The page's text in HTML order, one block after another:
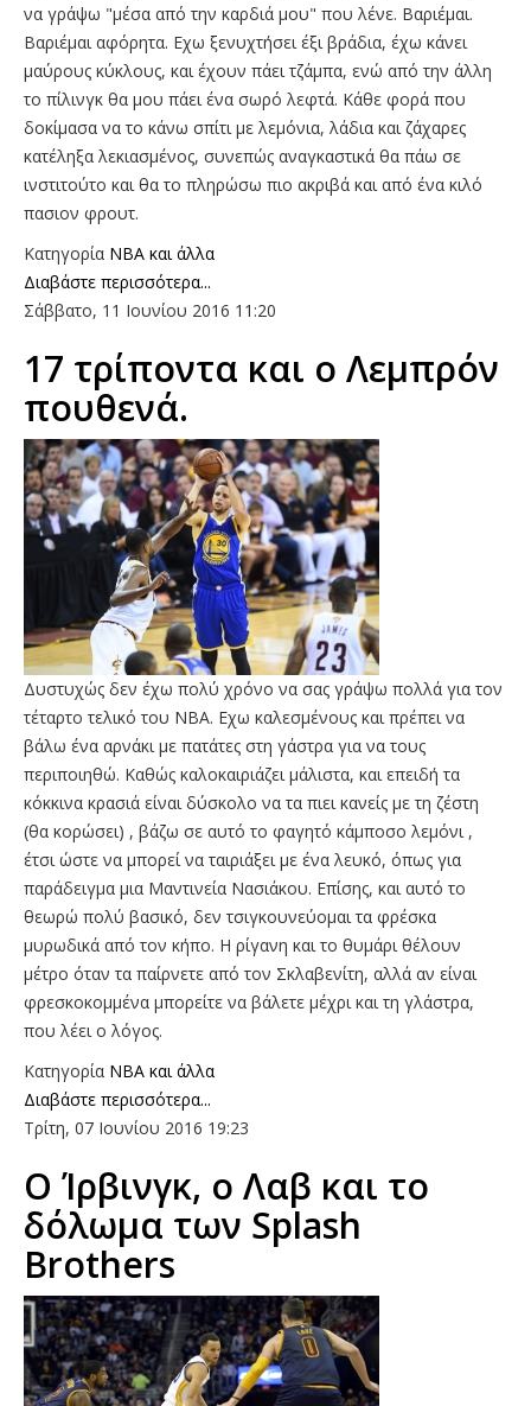
να γράψω "μέσα από την καρδιά μου" που λένε. Βαριέμαι.
Βαριέμαι αφόρητα. Εχω ξενυχτήσει έξι βράδια, έχω κάνει
μαύρους κύκλους, και έχουν πάει τζάμπα, ενώ από την άλλη
το πίλινγκ θα μου πάει ένα σωρό λεφτά. Κάθε φορά που
δοκίμασα να το κάνω σπίτι με λεμόνια, λάδια και ζάχαρες
κατέληξα λεκιασμένος, συνεπώς αναγκαστικά θα πάω σε
ινστιτούτο και θα το πληρώσω πιο ακριβά και από ένα κιλό
πασιον φρουτ.
Κατηγορία NBA και άλλα
Διαβάστε περισσότερα...
Σάββατο, 11 Ιουνίου 2016 11:20
17 τρίποντα και ο Λεμπρόν
πουθενά.
Δυστυχώς δεν έχω πολύ χρόνο να σας γράψω πολλά για τον
τέταρτο τελικό του ΝΒΑ. Εχω καλεσμένους και πρέπει να
βάλω ένα αρνάκι με πατάτες στη γάστρα για να τους
περιποιηθώ. Καθώς καλοκαιριάζει μάλιστα, και επειδή τα
κόκκινα κρασιά είναι δύσκολο να τα πιει κανείς με τη ζέστη
(θα κορώσει) , βάζω σε αυτό το φαγητό κάμποσο λεμόνι ,
έτσι ώστε να μπορεί να ταιριάξει με ένα λευκό, όπως για
παράδειγμα μια Μαντινεία Νασιάκου. Επίσης, και αυτό το
θεωρώ πολύ βασικό, δεν τσιγκουνεύομαι τα φρέσκα
μυρωδικά από τον κήπο. Η ρίγανη και το θυμάρι θέλουν
μέτρο όταν τα παίρνετε από τον Σκλαβενίτη, αλλά αν είναι
φρεσκοκομμένα μπορείτε να βάλετε μέχρι και τη γλάστρα,
που λέει ο λόγος.
Κατηγορία NBA και άλλα
Διαβάστε περισσότερα...
Τρίτη, 07 Ιουνίου 2016 19:23
Ο Ίρβινγκ, ο Λαβ και το
δόλωμα των Splash
Brothers